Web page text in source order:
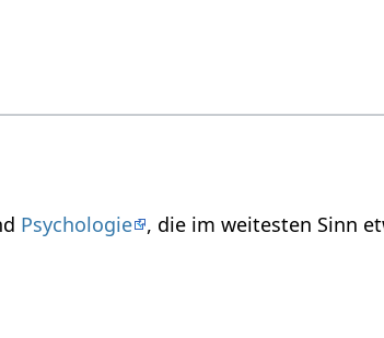
Psychologie , die im weitesten Sinn